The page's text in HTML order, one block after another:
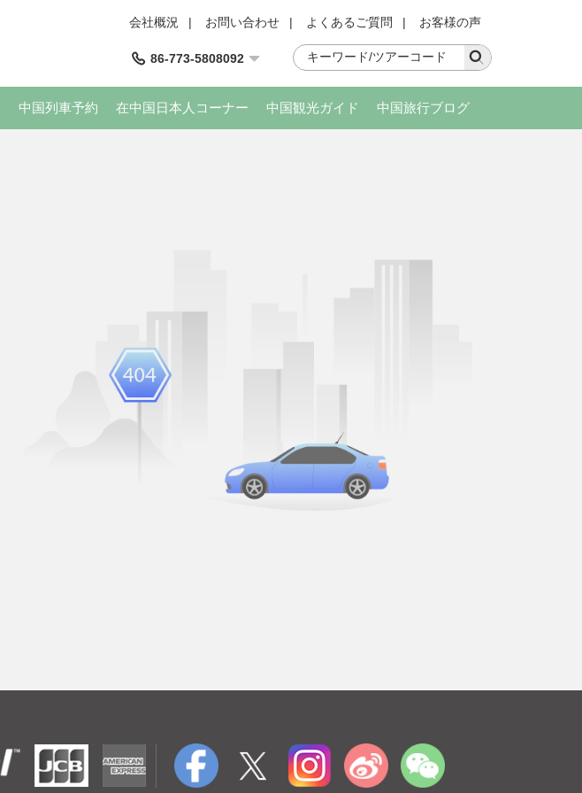
会社概況 | お問い合わせ | よくあるご質問 | お客様の声
86-773-5808092
中国列車予約 在中国日本人コーナー 中国観光ガイド 中国旅行ブログ